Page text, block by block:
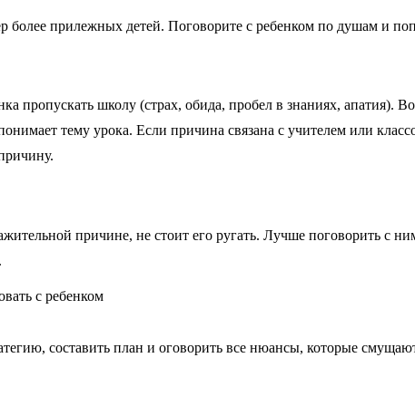
более прилежных детей. Поговорите с ребенком по душам и
пропускать школу (страх, обида, пробел в знаниях, апатия).
тему урока. Если причина связана с учителем или
причине, не стоит его ругать. Лучше поговорить с
составить план и оговорить все нюансы, которые